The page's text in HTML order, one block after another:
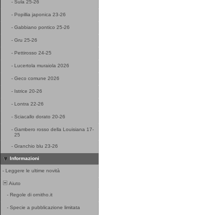
- Sula 25-26
- Popillia japonica 23-26
- Gabbiano pontico 25-26
- Gru 25-26
- Pettirosso 24-25
- Lucertola muraiola 2026
- Geco comune 2026
- Istrice 20-26
- Lontra 22-26
- Sciacallo dorato 20-26
- Gambero rosso della Louisiana 17-
25
- Granchio blu 23-26
Informazioni
- Leggere le ultime novità
Aiuto
- Regole di ornitho.it
- Specie a pubblicazione limitata